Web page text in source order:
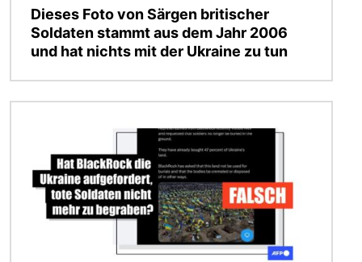
Dieses Foto von Särgen britischer
Soldaten stammt aus dem Jahr 2006
und hat nichts mit der Ukraine zu tun